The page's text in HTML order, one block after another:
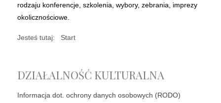
rodzaju konferencje, szkolenia, wybory, zebrania, imprezy
okolicznościowe.
Jesteś tutaj: Start
DZIAŁALNOŚĆ KULTURALNA
Informacja dot. ochrony danych osobowych (RODO)